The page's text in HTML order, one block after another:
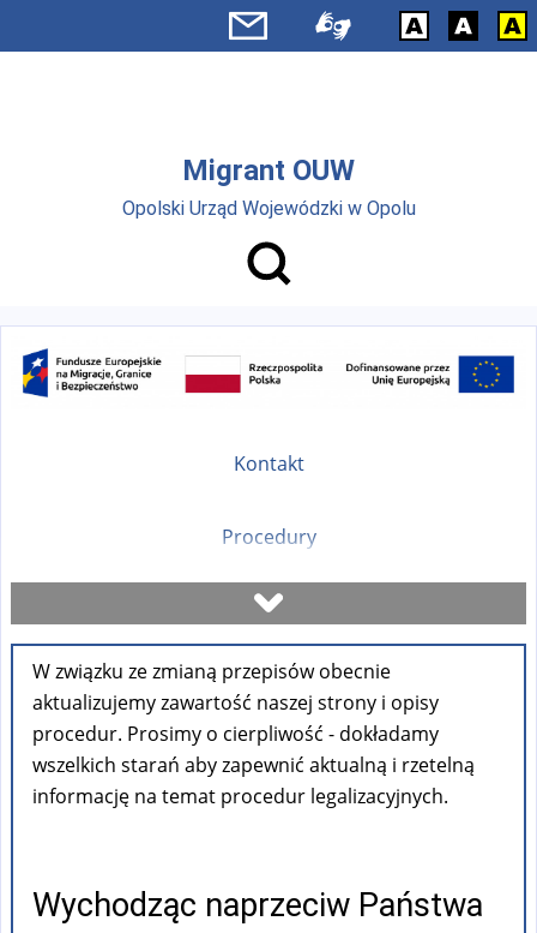
Przejdź do menu głównego
Migrant OUW
Opolski Urząd Wojewódzki w Opolu
Kontakt
Procedury
Umów się na wizytę
Sprawdź stan sprawy
Formularze
FAQ
W związku ze zmianą przepisów obecnie
aktualizujemy zawartość naszej strony i opisy
procedur. Prosimy o cierpliwość - dokładamy
wszelkich starań aby zapewnić aktualną i rzetelną
informację na temat procedur legalizacyjnych.
Wychodząc naprzeciw Państwa